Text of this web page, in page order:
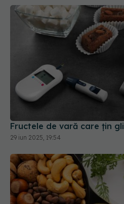
Fructele de vară care țin
29 iun 2025, 19:54